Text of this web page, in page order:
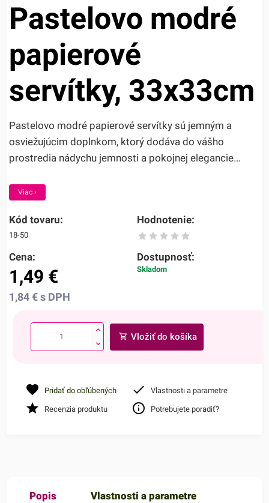
Pastelovo modré
papierové
servítky, 33x33cm
Pastelovo modré papierové servítky sú jemným a
osviežujúcim doplnkom, ktorý dodáva do vášho
prostredia nádychu jemnosti a pokojnej elegancie...
Viac ›
Kód tovaru:
18-50
Hodnotenie:
Cena:
1,49 €
1,84€ s DPH
Dostupnosť:
Skladom
Vložiť do košíka
Pridať do obľúbených Vlastnosti a parametre
Recenzia produktu Potrebujete poradiť?
Popis Vlastnosti a parametre